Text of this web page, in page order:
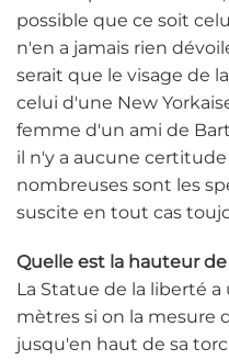
possible que ce soit
n'en a jamais rien
serait que le visage de
celui d'une New
femme d'un ami de
il n'y a aucune
nombreuses sont les
suscite en tout cas
Quelle est la hauteur
La Statue de la liberté
mètres si on la mesure
jusqu'en haut de sa